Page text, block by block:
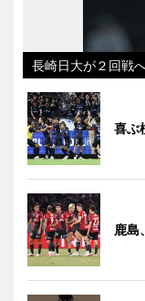
長崎日大が２回戦
喜ぶ
鹿